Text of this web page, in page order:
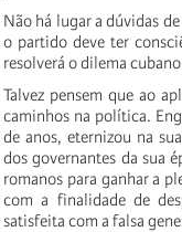
Não há lugar a dúvidas
o partido deve ter
resolverá o dilema
Talvez pensem que ao
caminhos na política.
de anos, eternizou na sua
dos governantes da sua
romanos para ganhar a
com a finalidade de
satisfeita com a falsa